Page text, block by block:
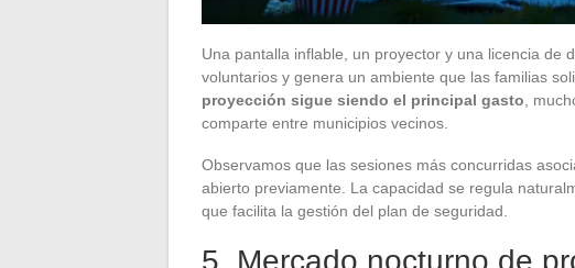
Una pantalla inflable, un proyector y una licencia de
voluntarios y genera un ambiente que las familias
proyección sigue siendo el principal gasto ,
comparte entre municipios vecinos.
Observamos que las sesiones más concurridas
abierto previamente. La capacidad se regula
que facilita la gestión del plan de seguridad.
5. Mercado nocturno de